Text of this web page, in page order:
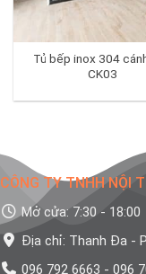
Tủ bếp inox 304
CK03
CÔNG TY TNHH NỘI
Mở cửa: 7:30 - 18:00
Địa chỉ: Thanh Đa -
096 792 6663 - 096